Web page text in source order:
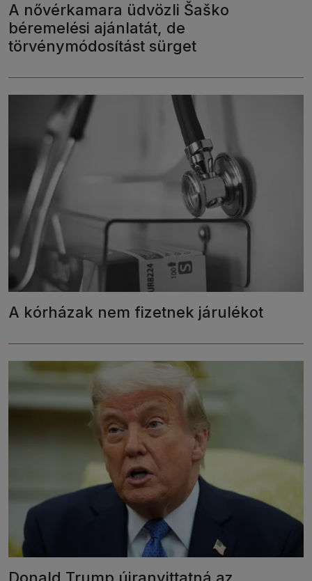
A nővérkamara üdvözli Šaško
béremelési ajánlatát, de
törvénymódosítást sürget
A kórházak nem fizetnek járulékot